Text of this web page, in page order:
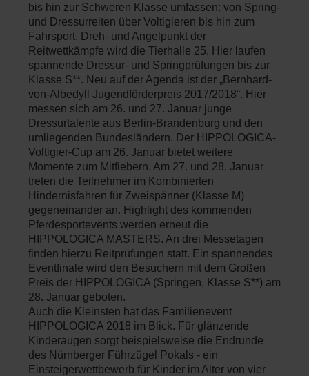
bis hin zur Schweren Klasse umfassen: von Spring-
und Dressurreiten über Voltigieren bis hin zum
Fahrsport. Dreh- und Angelpunkt der
Reitwettkämpfe wird die Tierhalle 25. Hier laufen
spannende Dressur- und Springprüfungen bis zur
Klasse S**. Neu auf der Agenda ist der „Bernhard-
von-Albedyll Jugendförderpreis 2017/2018“. Hier
messen sich am 26. und 27. Januar junge
Dressurtalente aus Berlin-Brandenburg und den
umliegenden Bundesländern. Der HIPPOLOGICA-
Voltigier-Cup am 26. Januar bietet weitere
Momente zum Mitfiebern. Am 27. und 28. Januar
treten die Teilnehmer im Kombinierten
Hindernisfahren für Zweispänner (Klasse M)
gegeneinander an. Highlight des kommenden
Pferdesportevents werden erneut die
HIPPOLOGICA MASTERS. An drei Messetagen
finden hierzu Reitprüfungen statt. Ein spannendes
Eventfinale wird den Besuchern mit dem Großen
Preis der HIPPOLOGICA (Springen, Klasse S**) am
28. Januar geboten.
Auch die Kleinsten hat das Familienevent
HIPPOLOGICA 2018 im Blick. Für glänzende
Kinderaugen sorgt beispielsweise die Endrunde
des Nürnberger Führzügel Pokals - ein
Einsteigerwettbewerb für Kinder im Alter von vier